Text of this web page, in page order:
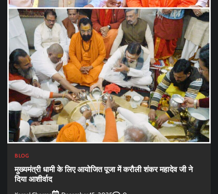
BLOG
मुख्यमंत्री धामी के लिए आयोजित पूजा में करौली शंकर महादेव जी ने
दिया आशीर्वाद